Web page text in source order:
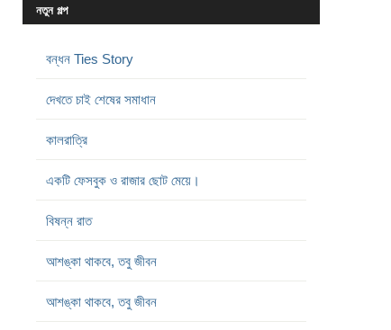
নতুন গল্প
বন্ধন Ties Story
দেখতে চাই শেষের সমাধান
কালরাত্রি
একটি ফেসবুক ও রাজার ছোট মেয়ে।
বিষন্ন রাত
আশঙ্কা থাকবে, তবু জীবন
আশঙ্কা থাকবে, তবু জীবন